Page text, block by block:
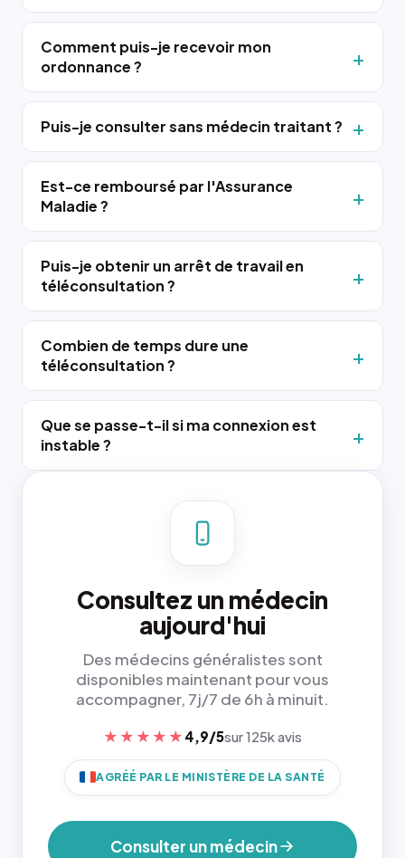
Comment puis-je recevoir mon
ordonnance ?
Puis-je consulter sans médecin traitant ?
Est-ce remboursé par l'Assurance
Maladie ?
Puis-je obtenir un arrêt de travail en
téléconsultation ?
Combien de temps dure une
téléconsultation ?
Que se passe-t-il si ma connexion est
instable ?
Consultez un médecin
aujourd'hui
Des médecins généralistes sont
disponibles maintenant pour vous
accompagner, 7j/7 de 6h à minuit.
★★★★★ 4,9/5sur 125k avis
AGRÉÉ PAR LE MINISTÈRE DE LA SANTÉ
Consulter un médecin